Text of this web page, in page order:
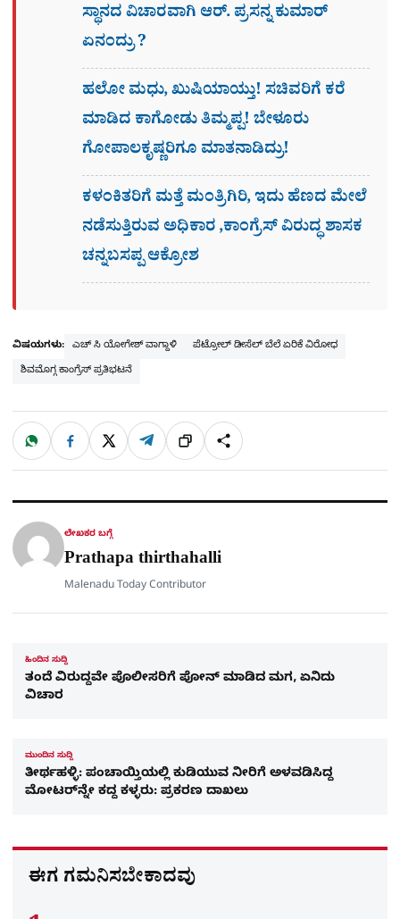
ಸ್ಥಾನದ ವಿಚಾರವಾಗಿ ಆರ್. ಪ್ರಸನ್ನ ಕುಮಾರ್
ಏನಂದ್ರು ?
ಹಲೋ ಮಧು, ಖುಷಿಯಾಯ್ತು! ಸಚಿವರಿಗೆ ಕರೆ
ಮಾಡಿದ ಕಾಗೋಡು ತಿಮ್ಮಪ್ಪ! ಬೇಳೂರು
ಗೋಪಾಲಕೃಷ್ಣರಿಗೂ ಮಾತನಾಡಿದ್ರು!
ಕಳಂಕಿತರಿಗೆ ಮತ್ತೆ ಮಂತ್ರಿಗಿರಿ, ಇದು ಹೆಣದ ಮೇಲೆ
ನಡೆಸುತ್ತಿರುವ ಅಧಿಕಾರ ,ಕಾಂಗ್ರೆಸ್ ವಿರುದ್ಧ ಶಾಸಕ
ಚನ್ನಬಸಪ್ಪ ಆಕ್ರೋಶ
ವಿಷಯಗಳು: ಎಚ್ ಸಿ ಯೋಗೇಶ್ ವಾಗ್ದಾಳಿ
ಪೆಟ್ರೋಲ್ ಡೀಸೆಲ್ ಬೆಲೆ ಏರಿಕೆ ವಿರೋಧ
ಶಿವಮೊಗ್ಗ ಕಾಂಗ್ರೆಸ್ ಪ್ರತಿಭಟನೆ
ಹಂಚಿಕೊಳ್ಳಿ
W
a
t
p
F
c
e
o
X T
l
e
a
ಲಿಂ
ಕ್
S
h
a
ಲೇಖಕರ ಬಗ್ಗೆ
Prathapa thirthahalli
Malenadu Today Contributor
ಹಿಂದಿನ ಸುದ್ದಿ
ತಂದೆ ವಿರುದ್ದವೇ ಪೊಲೀಸರಿಗೆ ಪೋನ್​ ಮಾಡಿದ ಮಗ, ಏನಿದು
ವಿಚಾರ
ಮುಂದಿನ ಸುದ್ದಿ
ತೀರ್ಥಹಳ್ಳಿ: ಪಂಚಾಯ್ತಿಯಲ್ಲಿ ಕುಡಿಯುವ ನೀರಿಗೆ ಅಳವಡಿಸಿದ್ದ
ಮೋಟರ್​ನ್ನೇ ಕದ್ದ ಕಳ್ಳರು: ಪ್ರಕರಣ ದಾಖಲು
ಈಗ ಗಮನಿಸಬೇಕಾದವು